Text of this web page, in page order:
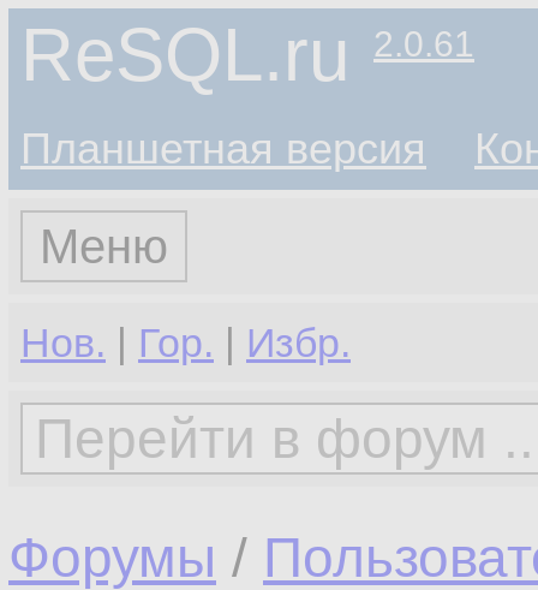
ReSQL.ru 2.0.61
Планшетная версия
Меню
Нов. | Гор. | Избр.
Форумы /